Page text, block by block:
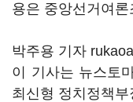
용은 중앙선거여
박주용 기자
이 기사는 뉴스토
최신형 정치정책